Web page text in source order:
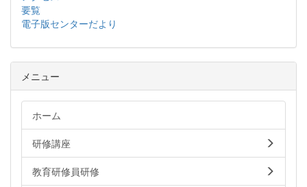
要覧
電子版センターだより
メニュー
ホーム
研修講座
教育研修員研修